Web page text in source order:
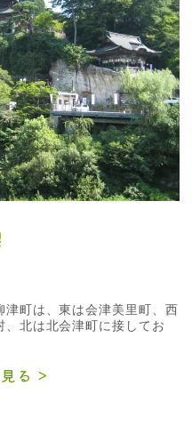
町は、東は会津美里町、西
北は北会津町に接してお
る